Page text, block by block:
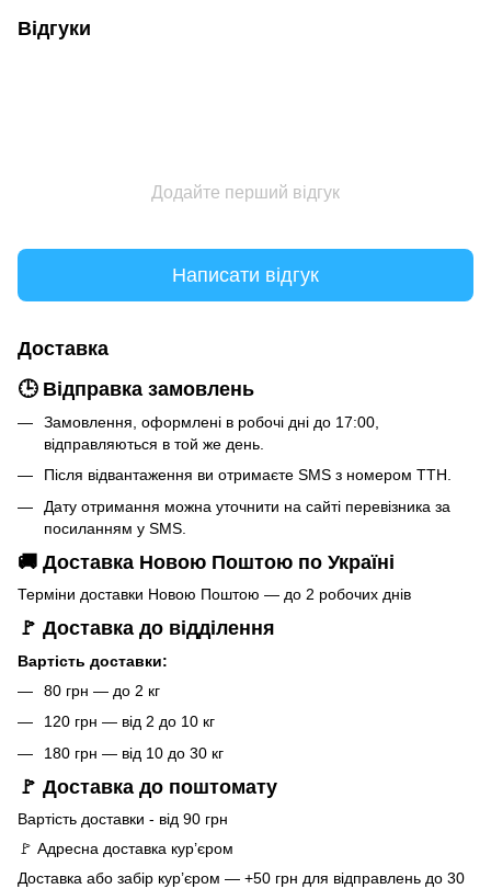
Відгуки
Додайте перший відгук
Написати відгук
Доставка
🕒 Відправка замовлень
Замовлення, оформлені в робочі дні до 17:00,
відправляються в той же день.
Після відвантаження ви отримаєте SMS з номером ТТН.
Дату отримання можна уточнити на сайті перевізника за
посиланням у SMS.
🚚 Доставка Новою Поштою по Україні
Терміни доставки Новою Поштою — до 2 робочих днів
🚩 Доставка до відділення
Вартість доставки:
80 грн — до 2 кг
120 грн — від 2 до 10 кг
180 грн — від 10 до 30 кг
🚩 Доставка до поштомату
Вартість доставки - від 90 грн
🚩 Адресна доставка кур’єром
Доставка або забір кур’єром — +50 грн для відправлень до 30